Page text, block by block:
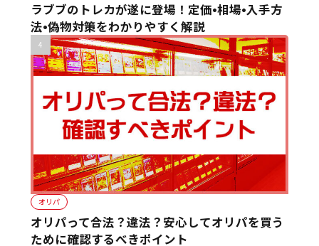
ラブブのトレカが遂に登場！定価•相場•入手方
法•偽物対策をわかりやすく解説
オリパ
オリパって合法？違法？安心してオリパを買う
ために確認するべきポイント